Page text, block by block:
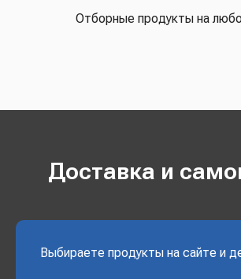
Отборные продукты на
Доставка и
Выбираете продукты на сайте и